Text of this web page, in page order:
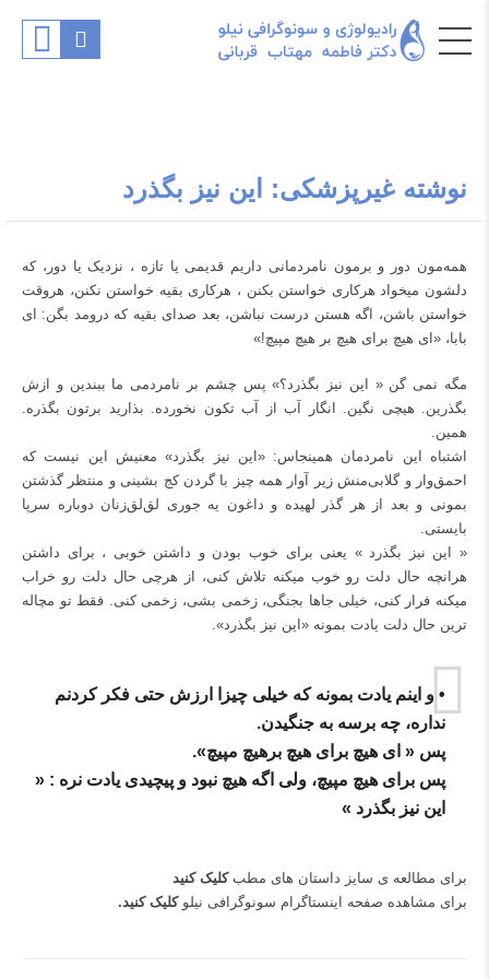
نوشته غیرپزشکی: این نیز بگذرد
همه‌مون دور و برمون نامردمانی داریم قدیمی یا تازه ، نزدیک یا دور، که
دلشون میخواد هرکاری خواستن بکنن ، هرکاری بقیه خواستن نکنن، هروقت
خواستن باشن، اگه هستن درست نباشن، بعد صدای بقیه که درومد بگن: ای
بابا، «ای هیچ برای هیچ بر هیچ مپیچ!»
مگه نمی گن « این نیز بگذرد؟» پس چشم بر نامردمی ما ببندین و ازش
بگذرین. هیچی نگین. انگار آب از آب تکون نخورده. بذارید برتون بگذره.
همین.
اشتباه این نامردمان همینجاس: «این نیز بگذرد» معنیش این نیست که
احمق‌وار و گلابی‌منش زیر آوار همه چیز با گردن کج بشینی و منتظر گذشتن
بمونی و بعد از هر گذر لهیده و داغون یه جوری لق‌لق‌زنان دوباره سرپا
بایستی.
« این نیز بگذرد » یعنی برای خوب بودن و داشتن خوبی ، برای داشتن
هرانچه حال دلت رو خوب میکنه تلاش کنی، از هرچی حال دلت رو خراب
میکنه فرار کنی، خیلی جاها بجنگی، زخمی بشی، زخمی کنی. فقط تو مچاله
ترین حال دلت یادت بمونه «این نیز بگذرد».
• و اینم یادت بمونه که خیلی چیزا ارزش حتی فکر کردنم
نداره، چه برسه به جنگیدن.
پس « ای هیچ برای هیچ برهیچ مپیچ».
پس برای هیچ مپیچ، ولی اگه هیچ نبود و پیچیدی یادت نره : «
این نیز بگذرد »
برای مطالعه ی سایز داستان های مطب کلیک کنید
برای مشاهده صفحه اینستاگرام سونوگرافی نیلوکلیک کنید.